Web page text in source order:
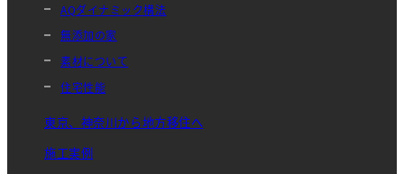
AQダイナミック構法
無添加の家
素材について
住宅性能
東京、神奈川から地方移住へ
施工実例